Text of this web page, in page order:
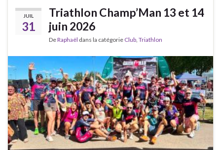
JUIL
31
Triathlon Champ’Man 13 et 14
juin 2026
DeRaphaël dans la catégorie Club, Triathlon